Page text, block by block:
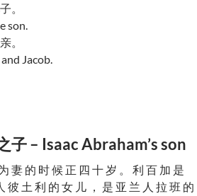
。
son.
。
Jacob.
子 – Isaac Abraham’s son
妻 的 时 候 正 四 十 岁 。 利 百 加 是
彼 土 利 的 女 儿 ， 是 亚 兰 人 拉 班 的